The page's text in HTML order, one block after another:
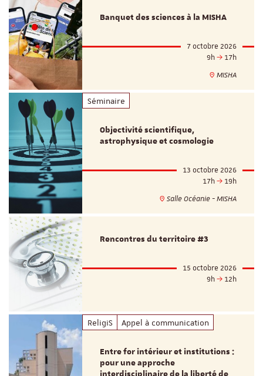
Banquet des sciences à la MISHA
7 octobre 2026
9h
17h
MISHA
Séminaire
Objectivité scientifique,
astrophysique et cosmologie
13 octobre 2026
17h
19h
Salle Océanie - MISHA
Rencontres du territoire #3
15 octobre 2026
9h
12h
ReligiS Appel à communication
Entre for intérieur et institutions :
pour une approche